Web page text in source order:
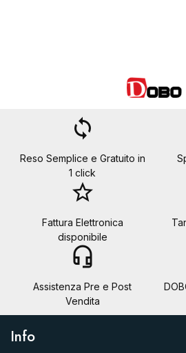
loop
Reso Semplice e Gratuito in
1 click
star_border
Fattura Elettronica
disponibile
headset_mic
Assistenza Pre e Post
Vendita
Info